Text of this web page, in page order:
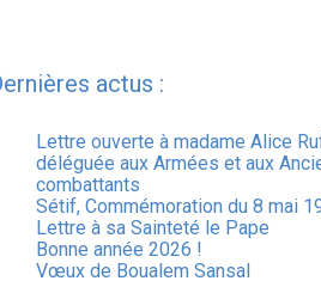
actus :
Lettre ouverte à madame Alice
déléguée aux Armées et aux
combattants
Sétif, Commémoration du 8 mai
Lettre à sa Sainteté le Pape
Bonne année 2026 !
Vœux de Boualem Sansal